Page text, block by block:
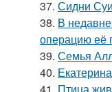
37. Сидни
38. В
операцию её
39. Семья
40.